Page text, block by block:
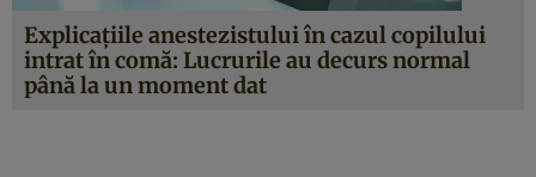
Explicaţiile anestezistului în cazul copilului
intrat în comă: Lucrurile au decurs normal
până la un moment dat